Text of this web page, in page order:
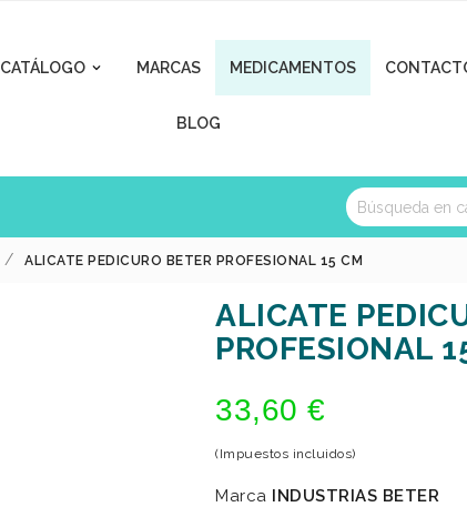

CATÁLOGO MARCAS MEDICAMENTOS
BLOG
ALICATE PEDICURO BETER PROFESIONAL 15 CM
ALICATE
PROFESIONAL
33,60 €
(Impuestos incluidos)
Marca INDUSTRIAS BETER